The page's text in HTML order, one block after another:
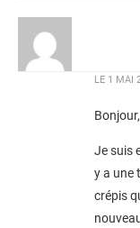
LE 1 MAI
Bonjour,
Je suis
y a une
crépis